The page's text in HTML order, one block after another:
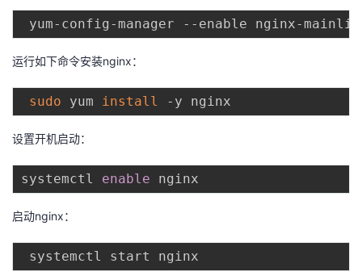
注
开
者
堂
的
我
支
我
技
的
运行如下命令安装nginx：
sudo yum install
设置开机启动：
systemctl enable
启动nginx：